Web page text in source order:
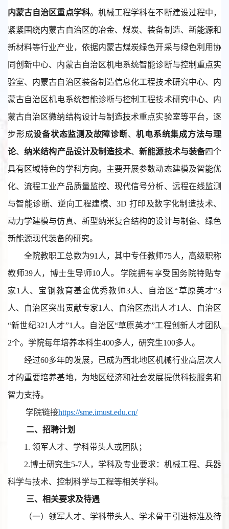
内蒙古自治区重点学科。机械工程学科在不断建设过程中，
紧紧围绕内蒙古自治区的冶金、煤炭、装备制造、新能源和
新材料等行业产业，依据内蒙古煤炭绿色开采与绿色利用协
同创新中心、内蒙古自治区机电系统智能诊断与控制重点实
验室、内蒙古自治区装备制造信息化工程技术研究中心、内
蒙古自治区机电系统智能诊断与控制工程技术研究中心、内
蒙古自治区微纳结构设计与制造技术重点实验室等平台，逐
步形成设备状态监测及故障诊断、机电系统集成方法与理
论、纳米结构产品设计及制造技术、新能源技术与装备四个
具有区域特色的学科方向。 主要开展参数动态建模及智能优
化、流程工业产品质量监控、现代信号分析、远程在线监测
与智能诊断、逆向工程建模、3D 打印及数字化制造技术、
动力学建模与仿真、新型纳米复合结构的设计与制备、绿色
新能源现代装备的研究。
全院教职工总数为91人，其中专任教师75人，高级职称
教师39人，博士生导师10人。
学院拥有享受国务院特贴专
家1人、宝钢教育基金优秀教师3人、自治区“草原英才”3
人、自治区突出贡献专家1人、自治区杰出人才1人、自治区
“新世纪321人才”1人。自治区“草原英才”工程创新人才团队
2个。学院每年培养本科生400多人，研究生100多人。
经过60多年的发展，已成为西北地区机械行业高层次人
才的重要培养基地，为地区经济和社会发展提供科技服务和
智力支持。
学院链接https://sme.imust.edu.cn/
二、招聘计划
1. 领军人才、学科带头人或团队；
2.博士研究生5-7人，学科及专业要求：机械工程、兵器
科学与技术、控制科学与工程等相关学科。
三、相关要求及待遇
（一）领军人才、学科带头人、学术骨干引进标准及待